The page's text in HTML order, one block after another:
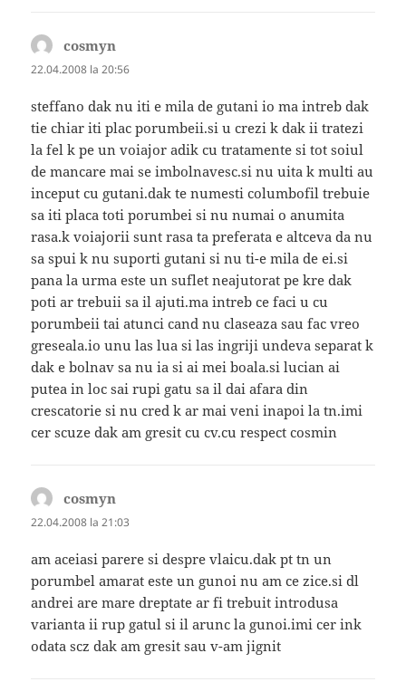
cosmyn
22.04.2008 la 20:56
steffano dak nu iti e mila de gutani io ma intreb dak
tie chiar iti plac porumbeii.si u crezi k dak ii tratezi
la fel k pe un voiajor adik cu tratamente si tot soiul
de mancare mai se imbolnavesc.si nu uita k multi au
inceput cu gutani.dak te numesti columbofil trebuie
sa iti placa toti porumbei si nu numai o anumita
rasa.k voiajorii sunt rasa ta preferata e altceva da nu
sa spui k nu suporti gutani si nu ti-e mila de ei.si
pana la urma este un suflet neajutorat pe kre dak
poti ar trebuii sa il ajuti.ma intreb ce faci u cu
porumbeii tai atunci cand nu claseaza sau fac vreo
greseala.io unu las lua si las ingriji undeva separat k
dak e bolnav sa nu ia si ai mei boala.si lucian ai
putea in loc sai rupi gatu sa il dai afara din
crescatorie si nu cred k ar mai veni inapoi la tn.imi
cer scuze dak am gresit cu cv.cu respect cosmin
cosmyn
22.04.2008 la 21:03
am aceiasi parere si despre vlaicu.dak pt tn un
porumbel amarat este un gunoi nu am ce zice.si dl
andrei are mare dreptate ar fi trebuit introdusa
varianta ii rup gatul si il arunc la gunoi.imi cer ink
odata scz dak am gresit sau v-am jignit